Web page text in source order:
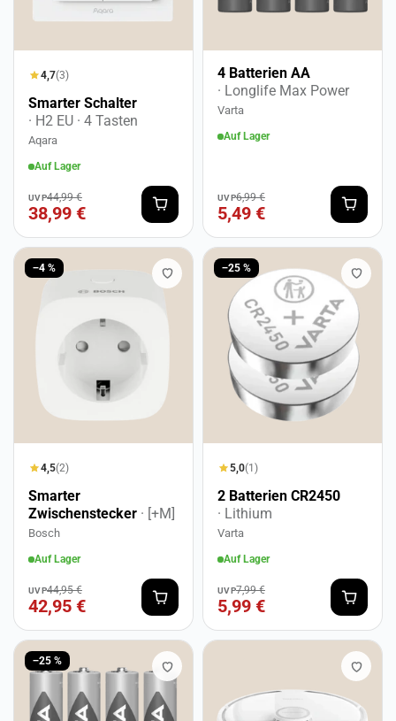
4,7(3)
Smarter Schalter
· H2 EU · 4 Tasten
Aqara
Auf Lager
UVP44,99 €
38,99 €
4 Batterien AA
· Longlife Max Power
Varta
Auf Lager
UVP6,99 €
5,49 €
−4 %
4,5(2)
Smarter
Zwischenstecker · [+M]
Bosch
Auf Lager
UVP44,95 €
42,95 €
−25 %
5,0(1)
2 Batterien CR2450
· Lithium
Varta
Auf Lager
UVP7,99 €
5,99 €
−25 %